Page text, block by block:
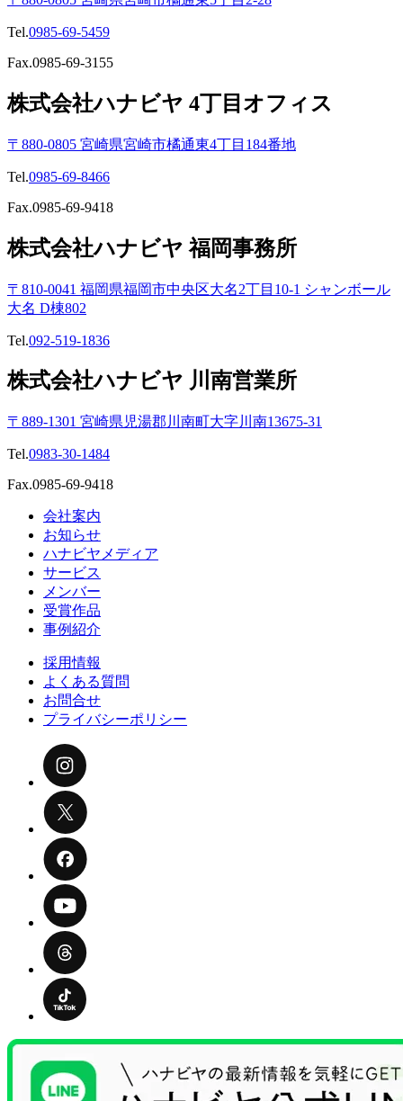
Tel.0985-69-5459
Fax.0985-69-3155
株式会社ハナビヤ 4丁目オフィス
〒880-0805 宮崎県宮崎市橘通東4丁目184番地
Tel.0985-69-8466
Fax.0985-69-9418
株式会社ハナビヤ 福岡事務所
〒810-0041 福岡県福岡市中央区大名2丁目10-1 シャンボール
大名 D棟802
Tel.092-519-1836
株式会社ハナビヤ 川南営業所
〒889-1301 宮崎県児湯郡川南町大字川南13675-31
Tel.0983-30-1484
Fax.0985-69-9418
会社案内
お知らせ
ハナビヤメディア
サービス
メンバー
受賞作品
事例紹介
採用情報
よくある質問
お問合せ
プライバシーポリシー